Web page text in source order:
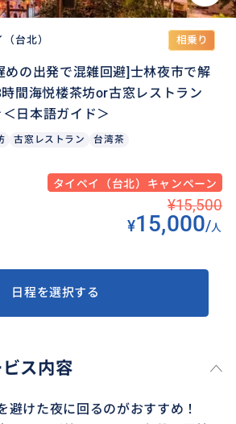
台北） 相乗り
めの出発で混雑回避]士林夜市で解
間海悦楼茶坊or古窓レストラン
日本語ガイド＞
古窓レストラン
台湾茶
タイペイ（台北）キャンペーン
¥15,500
¥15,000/人
日程を選択する
ス内容
避けた夜に回るのがおすすめ！